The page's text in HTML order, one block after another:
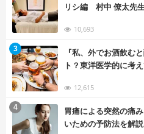
リシ編 村中 僚太先
10,693
『私、外でお酒飲む
ト？東洋医学的に考え
12,615
3
胃痛による突然の痛
いための予防法を解説
4